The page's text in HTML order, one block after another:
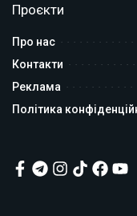
Проєкти
Про нас
Контакти
Реклама
Політика